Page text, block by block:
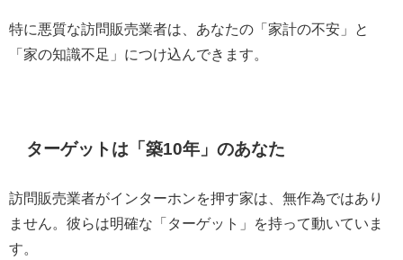
特に悪質な訪問販売業者は、あなたの「家計の不安」と
「家の知識不足」につけ込んできます。
ターゲットは「築10年」のあなた
訪問販売業者がインターホンを押す家は、無作為ではあり
ません。彼らは明確な「ターゲット」を持って動いていま
す。